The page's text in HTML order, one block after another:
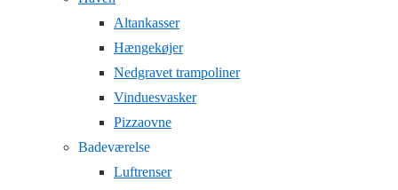
Altankasser
Hængekøjer
Nedgravet trampoliner
Vinduesvasker
Pizzaovne
Badeværelse
Luftrenser